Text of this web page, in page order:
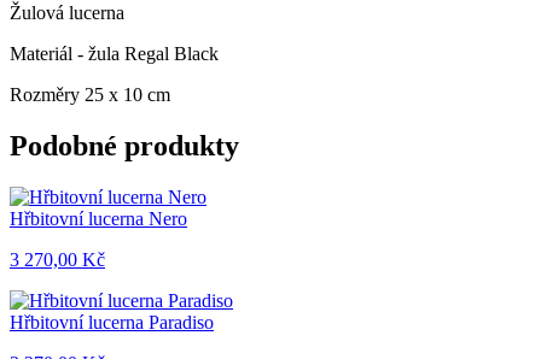
Žulová lucerna
Materiál - žula Regal Black
Rozměry 25 x 10 cm
Podobné produkty
Hřbitovní lucerna Nero
3 270,00 Kč
Hřbitovní lucerna Paradiso